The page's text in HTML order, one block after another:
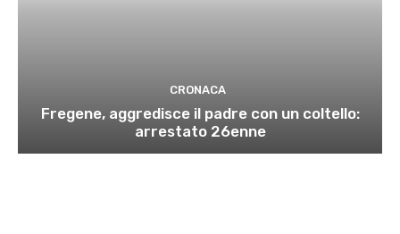
CRONACA
Fregene, aggredisce il padre con un coltello:
arrestato 26enne